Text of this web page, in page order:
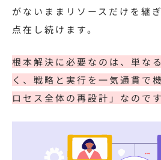
がないままリソースだけを継
点在し続けます。
根本解決に必要なのは、単な
く、戦略と実行を一気通貫で
ロセス全体の再設計」なのです